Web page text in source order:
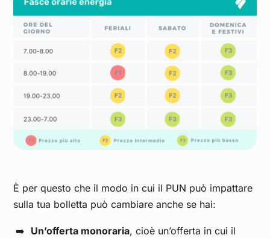
Novembre 2023
Ottobre 2023 0,134
Settembre 2023 0,116
È per questo che il modo in cui il PUN può impattare
sulla tua bolletta può cambiare anche se hai:
Un’offerta monoraria, cioè un’offerta in cui il